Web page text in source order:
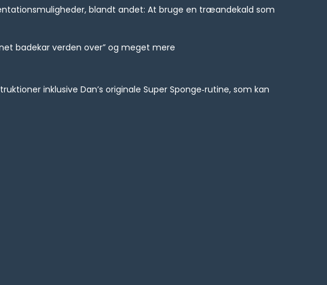
blandt andet: At bruge en træandekald som
badekar verden over” og meget mere
inklusive Dan’s originale Super Sponge‑rutine, som kan